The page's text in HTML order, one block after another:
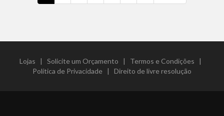
Lojas | Solicite um Orçamento | Termos e Condições |
Política de Privacidade | Direito de livre resolução